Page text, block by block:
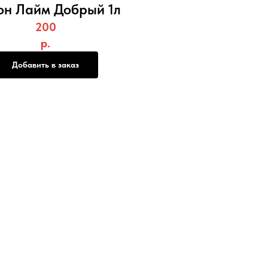
Лайм Добрый 1л
200
р.
Добавить в заказ